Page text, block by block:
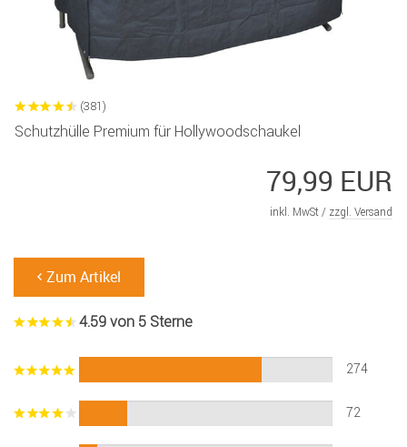
(381)
Schutzhülle Premium für Hollywoodschaukel
79,99 EUR
inkl. MwSt / zzgl. Versand
Zum Artikel
4.59 von 5 Sterne
274
72